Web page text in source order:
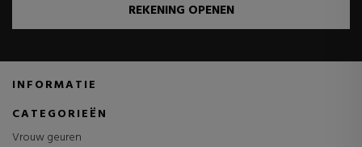
REKENING OPENEN
INFORMATIE
CATEGORIEËN
Vrouw geuren